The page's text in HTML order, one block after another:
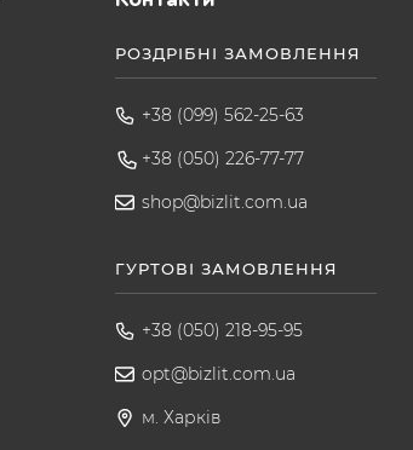
РОЗДРІБНІ ЗАМОВЛЕННЯ
+38 (099) 562-25-63
+38 (050) 226-77-77
shop@bizlit.com.ua
ГУРТОВІ ЗАМОВЛЕННЯ
+38 (050) 218-95-95
opt@bizlit.com.ua
м. Харків